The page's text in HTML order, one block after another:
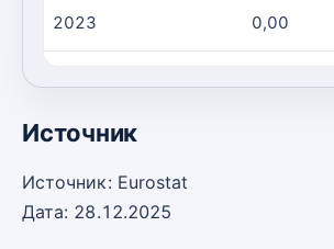
2023 0,00
Источник
Источник: Eurostat
Дата: 28.12.2025